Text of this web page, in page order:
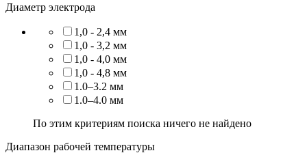
Диаметр электрода
1,0 - 2,4 мм
1,0 - 3,2 мм
1,0 - 4,0 мм
1,0 - 4,8 мм
1.0–3.2 мм
1.0–4.0 мм
По этим критериям поиска ничего не найдено
Диапазон рабочей температуры